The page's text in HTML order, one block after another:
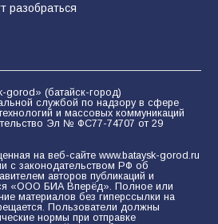
разобраться
gorod» (батайск-город)
службой по надзору в сфере
и массовых коммуникаций
Эл № ФС77-74707 от 29
на веб-сайте www.bataysk-gorod.ru
с законодательством РФ об
авторов публикаций и
«ООО БИА Вперёд». Полное или
материалов без гиперссылки на
Пользователи должны
нормы при отправке